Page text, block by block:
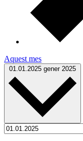
Aquest mes
01.01.2025 gener 2025